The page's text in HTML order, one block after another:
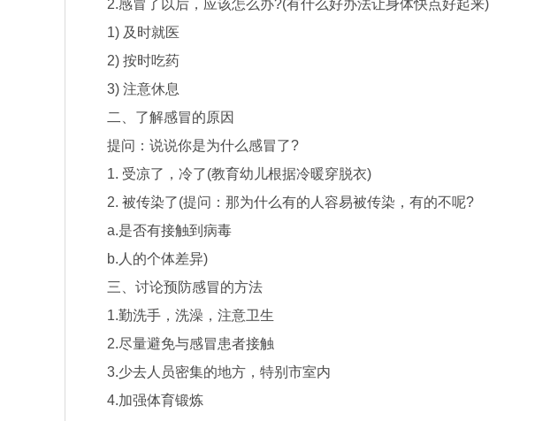
2.感冒了以后，应该怎么办?(有什么好办法让身体快点好起来)
1) 及时就医
2) 按时吃药
3) 注意休息
二、了解感冒的原因
提问：说说你是为什么感冒了?
1. 受凉了，冷了(教育幼儿根据冷暖穿脱衣)
2. 被传染了(提问：那为什么有的人容易被传染，有的不呢?
a.是否有接触到病毒
b.人的个体差异)
三、讨论预防感冒的方法
1.勤洗手，洗澡，注意卫生
2.尽量避免与感冒患者接触
3.少去人员密集的地方，特别市室内
4.加强体育锻炼